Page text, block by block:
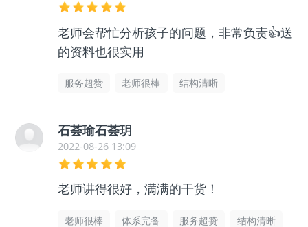
老师会帮忙分析孩子的问题，非常负责👍送
的资料也很实用
服务超赞 老师很棒 结构清晰
石荟瑜石荟玥
2022-08-26 13:09
老师讲得很好，满满的干货！
老师很棒 体系完备 服务超赞 结构清晰